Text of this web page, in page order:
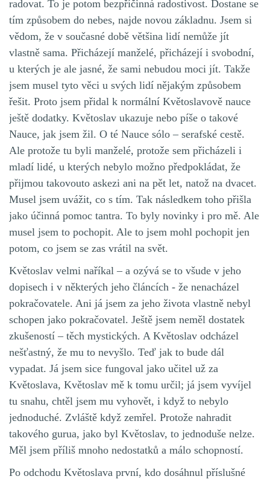
radovat. To je potom bezpříčinná radostivost. Dostane se
tím způsobem do nebes, najde novou základnu. Jsem si
vědom, že v současné době většina lidí nemůže jít
vlastně sama. Přicházejí manželé, přicházejí i svobodní,
u kterých je ale jasné, že sami nebudou moci jít. Takže
jsem musel tyto věci u svých lidí nějakým způsobem
řešit. Proto jsem přidal k normální Květoslavově nauce
ještě dodatky. Květoslav ukazuje nebo píše o takové
Nauce, jak jsem žil. O té Nauce sólo – serafské cestě.
Ale protože tu byli manželé, protože sem přicházeli i
mladí lidé, u kterých nebylo možno předpokládat, že
přijmou takovouto askezi ani na pět let, natož na dvacet.
Musel jsem uvážit, co s tím. Tak následkem toho přišla
jako účinná pomoc tantra. To byly novinky i pro mě. Ale
musel jsem to pochopit. Ale to jsem mohl pochopit jen
potom, co jsem se zas vrátil na svět.
Květoslav velmi naříkal – a ozývá se to všude v jeho
dopisech i v některých jeho článcích - že nenacházel
pokračovatele. Ani já jsem za jeho života vlastně nebyl
schopen jako pokračovatel. Ještě jsem neměl dostatek
zkušeností – těch mystických. A Květoslav odcházel
nešťastný, že mu to nevyšlo. Teď jak to bude dál
vypadat. Já jsem sice fungoval jako učitel už za
Květoslava, Květoslav mě k tomu určil; já jsem vyvíjel
tu snahu, chtěl jsem mu vyhovět, i když to nebylo
jednoduché. Zvláště když zemřel. Protože nahradit
takového gurua, jako byl Květoslav, to jednoduše nelze.
Měl jsem příliš mnoho nedostatků a málo schopností.
Po odchodu Květoslava první, kdo dosáhnul příslušné